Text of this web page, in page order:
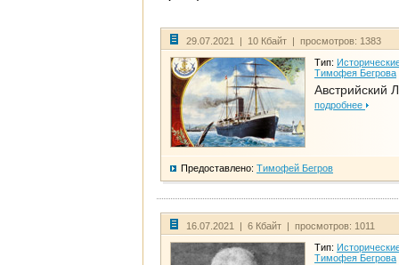
29.07.2021 | 10 Кбайт | просмотров: 1383
Тип:
Тимофея Бегрова
Австрийский
подробнее
Предоставлено: Тимофей Бегров
16.07.2021 | 6 Кбайт | просмотров: 1011
Тип:
Тимофея Бегрова